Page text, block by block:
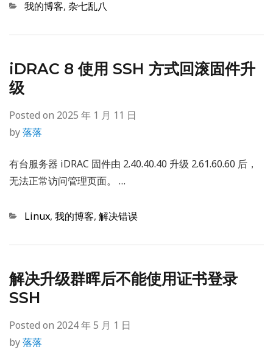
Categories
我的博客, 杂七乱八
iDRAC 8 使用 SSH 方式回滚固件升
级
Posted on 2025 年 1 月 11 日
by落落
有台服务器 iDRAC 固件由 2.40.40.40 升级 2.61.60.60 后，
无法正常访问管理页面。 …
Categories
Linux, 我的博客, 解决错误
解决升级群晖后不能使用证书登录
SSH
Posted on 2024 年 5 月 1 日
by落落